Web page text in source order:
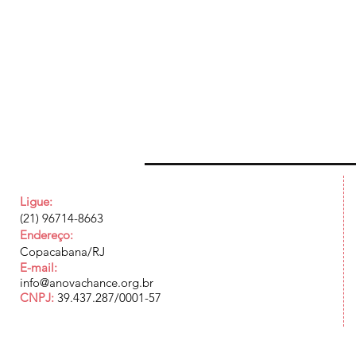
Ligue:
(21) 96714-8663
Endereço:
Copacabana/RJ
E-mail:
info@anovachance.org.br
CNPJ: 39.437.287/0001-57